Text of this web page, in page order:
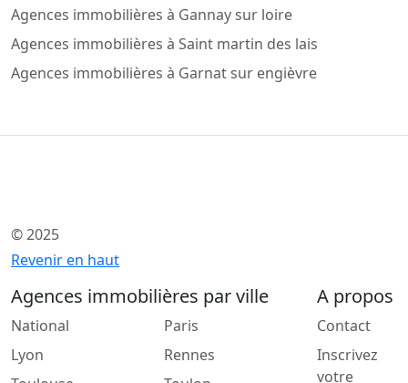
Agences immobilières à Gannay sur loire
Agences immobilières à Saint martin des lais
Agences immobilières à Garnat sur engièvre
© 2025
Revenir en haut
Agences immobilières par ville
National
Lyon
Paris
Rennes
A propos
Contact
Inscrivez
votre